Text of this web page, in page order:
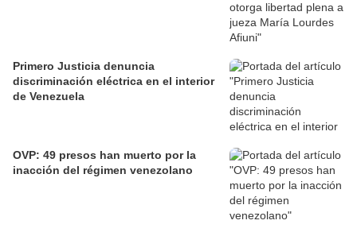
Primero Justicia denuncia
discriminación eléctrica en el interior
de Venezuela
OVP: 49 presos han muerto por la
inacción del régimen venezolano